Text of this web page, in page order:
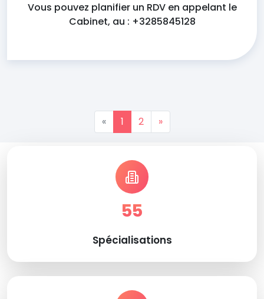
Vous pouvez planifier un RDV en appelant le
Cabinet, au : +3285845128
« 1 2 »
55
Spécialisations